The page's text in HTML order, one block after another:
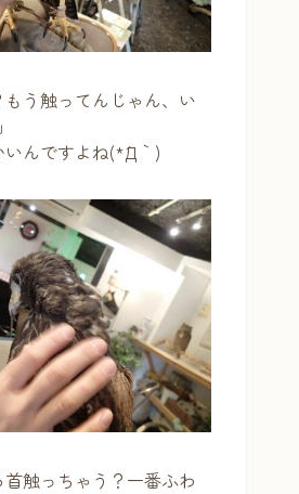
う触ってんじゃん、い
んですよね(*´Д｀)
触っちゃう？一番ふわ